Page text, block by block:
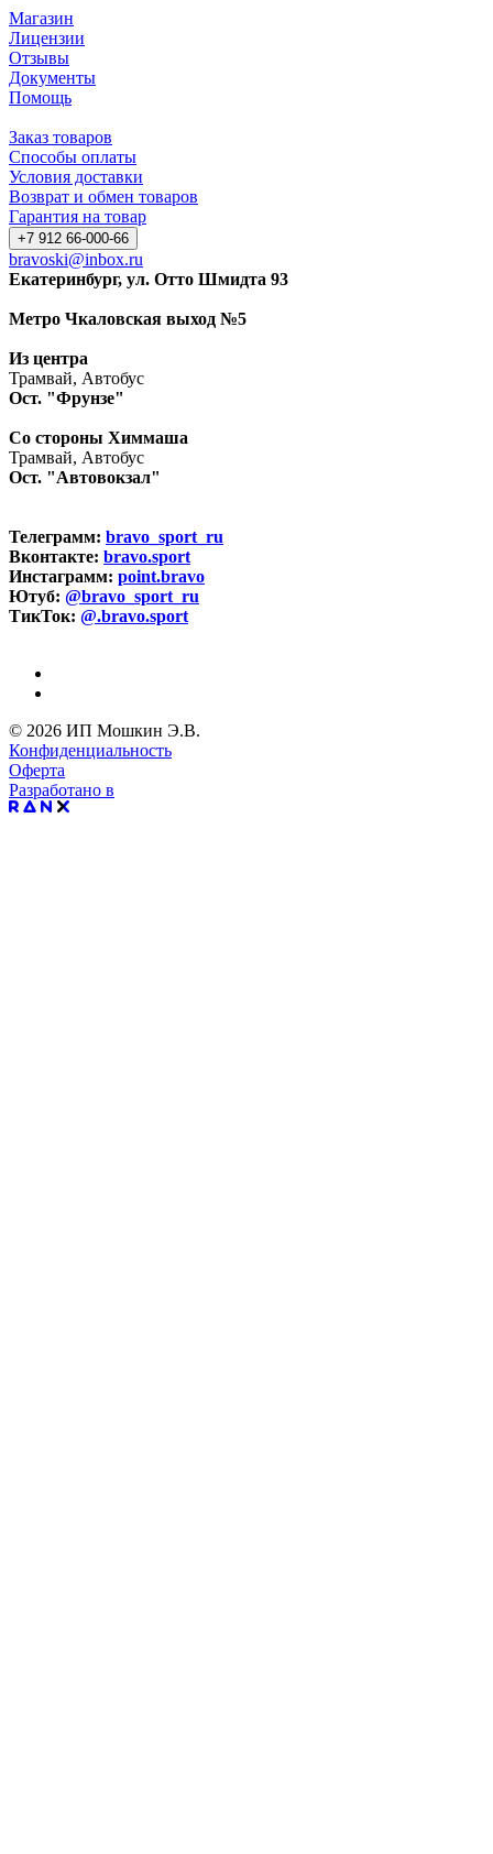
Магазин
Лицензии
Отзывы
Документы
Помощь
Заказ товаров
Способы оплаты
Условия доставки
Возврат и обмен товаров
Гарантия на товар
+7 912 66-000-66
bravoski@inbox.ru
Екатеринбург, ул. Отто Шмидта 93
Метро Чкаловская выход №5
Из центра
Трамвай, Автобус
Ост. "Фрунзе"
Со стороны Химмаша
Трамвай, Автобус
Ост. "Автовокзал"
Телеграмм: bravo_sport_ru
Вконтакте: bravo.sport
Инстаграмм: point.bravo
Ютуб: @bravo_sport_ru
ТикТок: @.bravo.sport
© 2026 ИП Мошкин Э.В.
Конфиденциальность
Оферта
Разработано в